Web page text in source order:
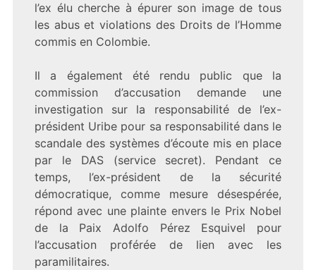
l’ex élu cherche à épurer son image de tous
les abus et violations des Droits de l’Homme
commis en Colombie.
Il a également été rendu public que la
commission d’accusation demande une
investigation sur la responsabilité de l’ex-
président Uribe pour sa responsabilité dans le
scandale des systèmes d’écoute mis en place
par le
DAS (service secret). Pendant ce
temps, l’ex-président de la sécurité
démocratique, comme mesure désespérée,
répond avec une plainte envers le Prix Nobel
de la Paix Adolfo Pérez Esquivel pour
l’accusation proférée de lien avec les
paramilitaires.